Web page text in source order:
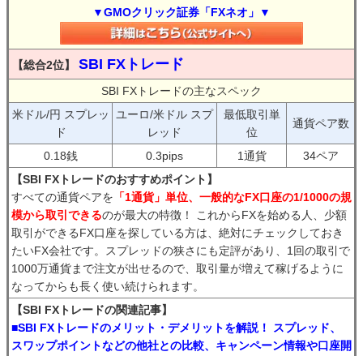
▼GMOクリック証券「FXネオ」▼
【総合2位】 SBI FXトレード
SBI FXトレードの主なスペック
米ドル/円 スプレッ
ド
ユーロ/米ドル スプ
レッド
最低取引単
位
通貨ペア数
0.18銭 0.3pips 1通貨
34ペア
【SBI FXトレードのおすすめポイント】
すべての通貨ペアを 「1通貨」単位、一般的なFX口座の1/1000の規
模から取引できるのが最大の特徴！ これからFXを始める人、少額
取引ができるFX口座を探している方は、絶対にチェックしておき
たいFX会社です。スプレッドの狭さにも定評があり、1回の取引で
1000万通貨まで注文が出せるので、取引量が増えて稼げるように
なってからも長く使い続けられます。
【SBI FXトレードの関連記事】
■SBI FXトレードのメリット・デメリットを解説！ スプレッド、
スワップポイントなどの他社との比較、キャンペーン情報や口座開